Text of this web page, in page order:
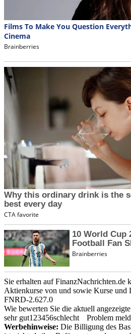
Sie erhalten auf FinanzNachrichten.de
Aktienkurse von und sowie Kurse und
FNRD-2.627.0
Wie bewerten Sie die aktuell
sehr gut1 23456schlecht
Problem
Werbehinweise: Die Billigung des